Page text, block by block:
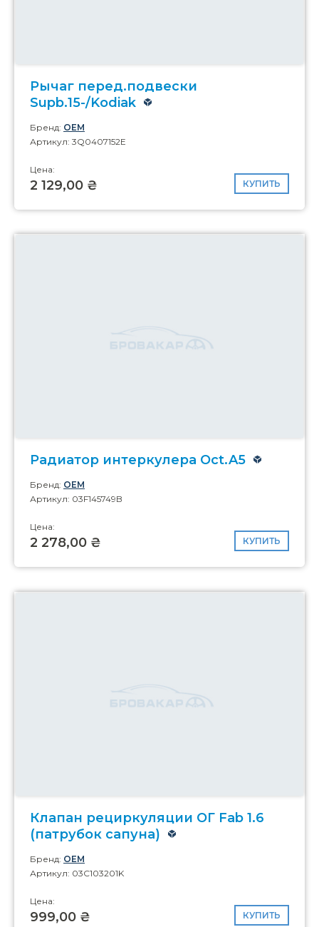
Рычаг перед.подвески
Supb.15-/Kodiak
Бренд: OEM
Артикул: 3Q0407152E
Цена:
2 129,00 ₴ КУПИТЬ
Радиатор интеркулера Oct.A5
Бренд: OEM
Артикул: 03F145749B
Цена:
2 278,00 ₴ КУПИТЬ
Клапан рециркуляции ОГ Fab 1.6
(патрубок сапуна)
Бренд: OEM
Артикул: 03C103201K
Цена:
999,00 ₴ КУПИТЬ